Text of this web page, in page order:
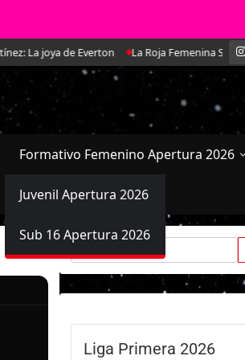
joya de Everton La Roja Femenina Sub-17
Formativo Femenino Apertura 2026
Juvenil Apertura 2026
Sub 16 Apertura 2026
Buscar:
Liga Primera 2026